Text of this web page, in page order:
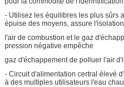
- Utilisez les équilibres les plus sûrs
épuise des moyens, assure
l'air de combustion et le gaz
pression négative empêche
gaz d'échappement de polluer l'air
- Circuit d'alimentation certral élevé
à des multiples utilisateurs l'eau